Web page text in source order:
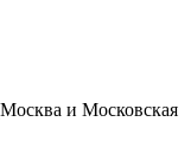
и Московская